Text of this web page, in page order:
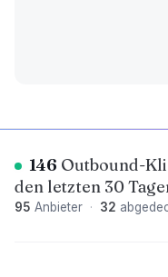
146 Outbound-
den letzten 30
95 Anbieter · 32